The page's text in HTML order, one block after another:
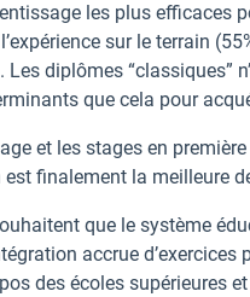
les plus efficaces
sur le terrain
diplômes “classiques”
que cela pour
et les stages en
finalement la meilleure
que le système
accrue
des écoles supérieures